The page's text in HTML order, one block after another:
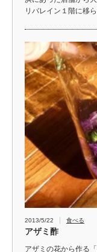
リバレイン１階に移
2013/5/22 食べる
アザミ酢
アザミの花から作る